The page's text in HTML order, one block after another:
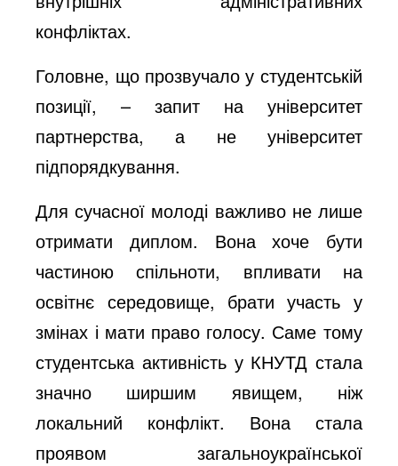
конфліктах.
Головне, що прозвучало у студентській
позиції, – запит на університет
партнерства, а не університет
підпорядкування.
Для сучасної молоді важливо не лише
отримати диплом. Вона хоче бути
частиною спільноти, впливати на
освітнє середовище, брати участь у
змінах і мати право голосу. Саме тому
студентська активність у КНУТД стала
значно ширшим явищем, ніж
локальний конфлікт. Вона стала
проявом загальноукраїнської